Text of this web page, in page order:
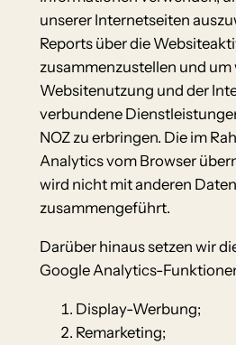
unserer Internetseiten
Reports über die
zusammenzustellen und um
Websitenutzung und der
verbundene
NOZ zu erbringen. Die im
Analytics vom Browser
wird nicht mit anderen
zusammengeführt.
Darüber hinaus setzen wir
Google Analytics-
Display-Werbung;
Remarketing;